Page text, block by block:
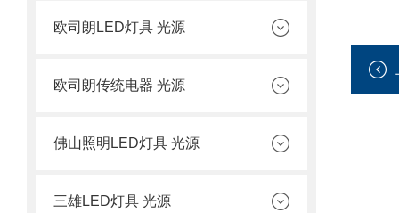
欧司朗LED灯具 光源
欧司朗传统电器 光源
佛山照明LED灯具 光源
三雄LED灯具 光源